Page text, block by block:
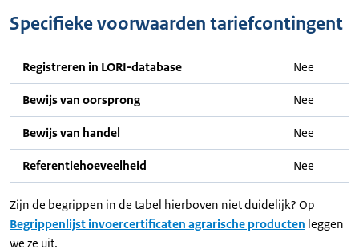
Specifieke voorwaarden tariefcontingent
Registreren in LORI-database Nee
Bewijs van oorsprong Nee
Bewijs van handel Nee
Referentiehoeveelheid Nee
Zijn de begrippen in de tabel hierboven niet duidelijk? Op
Begrippenlijst invoercertificaten agrarische producten leggen
we ze uit.